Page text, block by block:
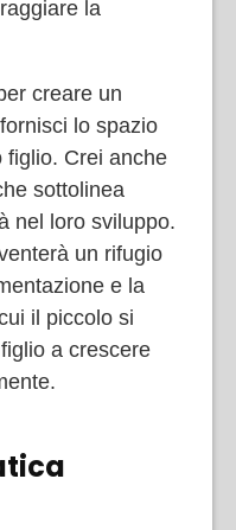
la
creare un
lo spazio
figlio. Crei anche
sottolinea
nel loro sviluppo.
un rifugio
e la
il piccolo si
a crescere